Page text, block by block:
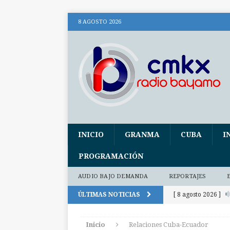
8 AGOSTO 2026
INICIO GRANMA CUBA
PROGRAMACIÓN
AUDIO BAJO DEMANDA REPORTAJES
ÚLTIMAS NOTICIAS [ 8 agosto 2026 ]
Inicio Relaciones Cuba-Ecuador